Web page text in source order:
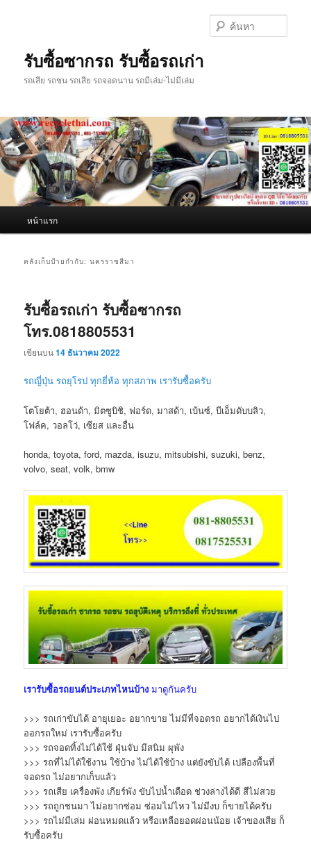
รับซื้อซากรถ รับซื้อรถเก่า
รถเสีย รถชน รถเสีย รถจอดนาน รถมีเล่ม-ไม่มีเล่ม
หน้าแรก
คลังเก็บป้ายกำกับ:นครราชสีมา
รับซื้อรถเก่า รับซื้อซากรถ
โทร.0818805531
เขียนบน14 ธันวาคม 2022
รถญี่ปุ่น รถยุโรป ทุกยี่ห้อ ทุกสภาพ เรารับซื้อครับ
โตโยต้า, ฮอนด้า, มิตซูบิชิ, ฟอร์ด, มาสด้า, เบ้นซ์, บีเอ็มดับบลิว,
โฟล์ค, วอลโว่, เซียส และอื่น
honda, toyota, ford, mazda, isuzu, mitsubishi, suzuki, benz,
volvo, seat, volk, bmw
เรารับซื้อรถยนต์ประเภทไหนบ้าง มาดูกันครับ
>>> รถเก่าขับได้ อายุเยอะ อยากขาย ไม่มีที่จอดรถ อยากได้เงินไป
ออกรถใหม่ เรารับซื้อครับ
>>> รถจอดทิ้งไม่ได้ใช้ ฝุ่นจับ มีสนิม ผุพัง
>>> รถที่ไม่ได้ใช้งาน ใช้บ้าง ไม่ได้ใช้บ้าง แต่ยังขับได้ เปลืองพื้นที่
จอดรถ ไม่อยากเก็บแล้ว
>>> รถเสีย เครื่องพัง เกียร์พัง ขับไปน้ำเดือด ช่วงล่างได้ดี สีไม่สวย
>>> รถถูกชนมา ไม่อยากซ่อม ซ่อมไม่ไหว ไม่มีงบ ก็ขายได้ครับ
>>> รถไม่มีเล่ม ผ่อนหมดแล้ว หรือเหลือยอดผ่อนน้อย เจ้าของเสีย ก็
รับซื้อครับ